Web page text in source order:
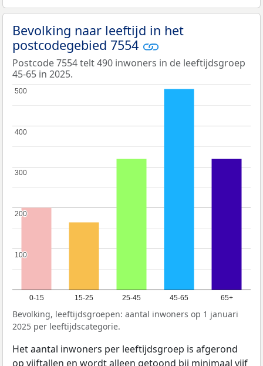
Bevolking naar leeftijd in het
postcodegebied 7554
Postcode 7554 telt 490 inwoners in de leeftijdsgroep
45-65 in 2025.
0-15 15-25 25-45 45-65 65+
100
100
200
200
300
300
400
400
500
500
Bevolking, leeftijdsgroepen: aantal inwoners op 1 januari
2025 per leeftijdscategorie.
Het aantal inwoners per leeftijdsgroep is afgerond
op vijftallen en wordt alleen getoond bij minimaal vijf